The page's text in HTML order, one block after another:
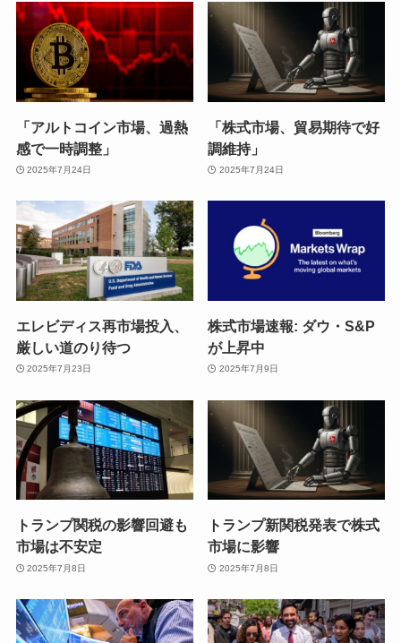
「アルトコイン市場、過熱
感で一時調整」
2025年7月24日
「株式市場、貿易期待で好
調維持」
2025年7月24日
エレビディス再市場投入、
厳しい道のり待つ
2025年7月23日
株式市場速報: ダウ・S&P
が上昇中
2025年7月9日
トランプ関税の影響回避も
市場は不安定
2025年7月8日
トランプ新関税発表で株式
市場に影響
2025年7月8日